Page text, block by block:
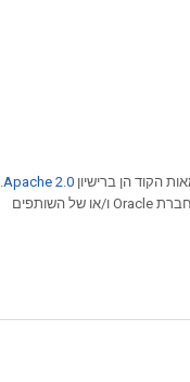
הקוד הן ברישיון Apache 2.0
.‏ Java הוא סימן מסחרי רשום של חברת Oracle ו/או של השותפים